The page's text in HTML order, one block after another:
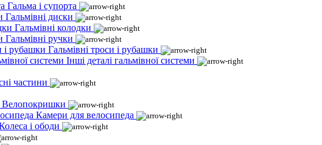
Гальма і супорта
Гальмівні диски
Гальмівні колодки
Гальмівні ручки
Гальмівні троси і рубашки
Інші деталі гальмівної системи
частини
Велопокришки
Камери для велосипеда
і ободи